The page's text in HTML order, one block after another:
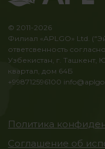
© 2011-2026
Филиал «APLGO» Ltd.
ответсвенность
Узбекистан, г. Ташкент,
квартал, дом 64Б
+998712596100
Политика
Соглашение об